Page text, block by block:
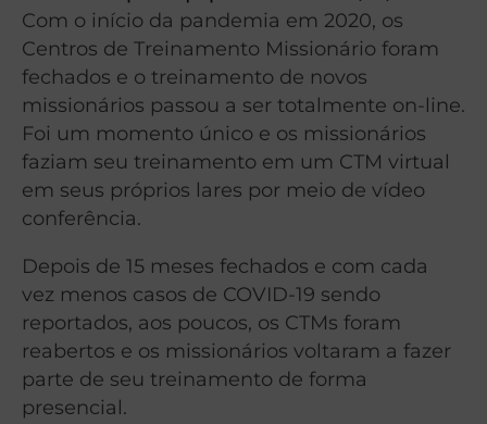
Com o início da pandemia em 2020, os
Centros de Treinamento Missionário foram
fechados e o treinamento de novos
missionários passou a ser totalmente on-line.
Foi um momento único e os missionários
faziam seu treinamento em um CTM virtual
em seus próprios lares por meio de vídeo
conferência.
Depois de 15 meses fechados e com cada
vez menos casos de COVID-19 sendo
reportados, aos poucos, os CTMs foram
reabertos e os missionários voltaram a fazer
parte de seu treinamento de forma
presencial.